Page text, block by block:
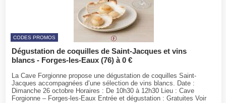
CODES PROMOS
Dégustation de coquilles de Saint-Jacques et vins
blancs - Forges-les-Eaux (76) à 0 €
La Cave Forgionne propose une dégustation de coquilles Saint-
Jacques accompagnées d’une sélection de vins blancs. Date :
Dimanche 26 octobre Horaires : De 10h30 à 12h30 Lieu : Cave
Forgionne – Forges-les-Eaux Entrée et dégustation : Gratuites Voir